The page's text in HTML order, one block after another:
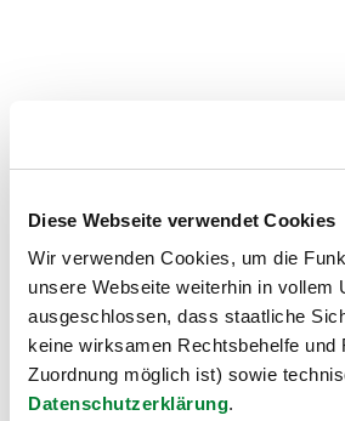
Diese Webseite verwendet Cookies
Wir verwenden Cookies, um die
unsere Webseite weiterhin in
ausgeschlossen, dass staatliche
keine wirksamen Rechtsbehelfe
Zuordnung möglich ist) sowie
Datenschutzerklärung.